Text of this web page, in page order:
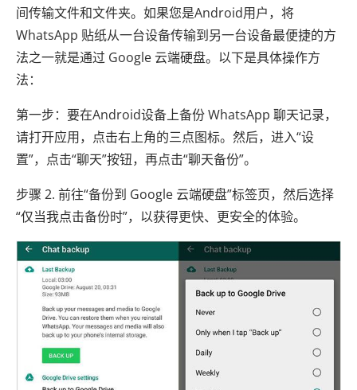
间传输文件和文件夹。如果您是Android用户，将
WhatsApp 贴纸从一台设备传输到另一台设备最便捷的方
法之一就是通过 Google 云端硬盘。以下是具体操作方
法：
第一步：要在Android设备上备份 WhatsApp 聊天记录，
请打开应用，点击右上角的三点图标。然后，进入“设
置”，点击“聊天”按钮，再点击“聊天备份”。
步骤 2. 前往“备份到 Google 云端硬盘”标签页，然后选择
“仅当我点击备份时”，以获得更快、更安全的体验。